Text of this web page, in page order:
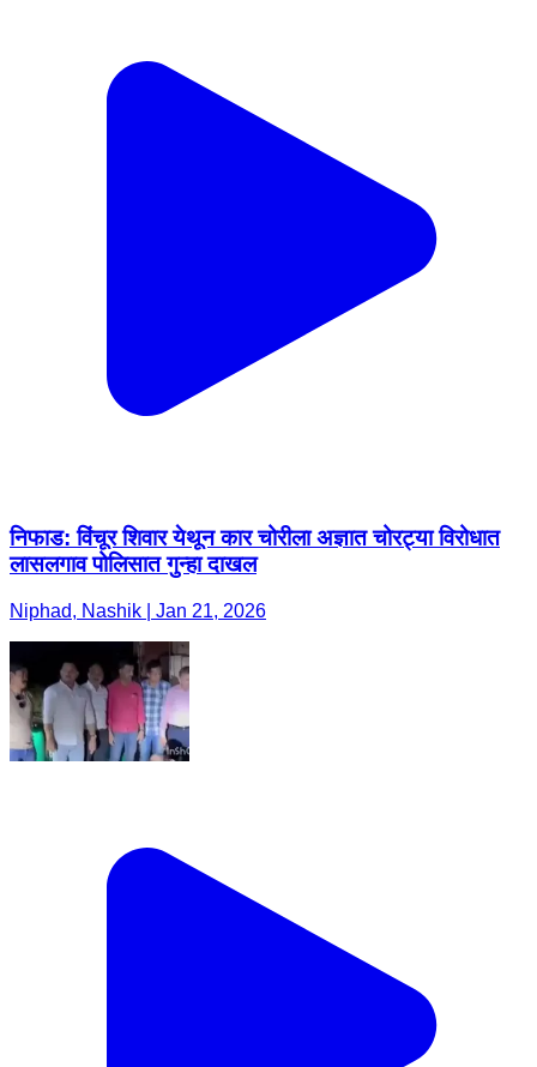
निफाड: विंचूर शिवार येथून कार चोरीला अज्ञात चोरट्या विरोधात
लासलगाव पोलिसात गुन्हा दाखल
Niphad, Nashik | Jan 21, 2026